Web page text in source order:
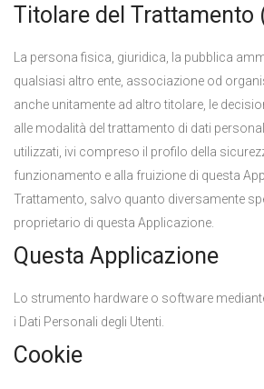
Titolare del Trattamento
La persona fisica, giuridica, la pubblica
qualsiasi altro ente, associazione od
anche unitamente ad altro titolare, le
alle modalità del trattamento di dati
utilizzati, ivi compreso il profilo della
funzionamento e alla fruizione di questa
Trattamento, salvo quanto diversamente
proprietario di questa Applicazione.
Questa Applicazione
Lo strumento hardware o software
i Dati Personali degli Utenti.
Cookie